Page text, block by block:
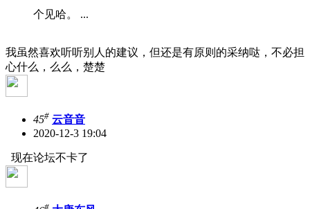
个见哈。 ...
我虽然喜欢听听别人的建议，但还是有原则的采纳哒，不必担
心什么，么么，楚楚
45# 云音音
2020-12-3 19:04
现在论坛不卡了
#